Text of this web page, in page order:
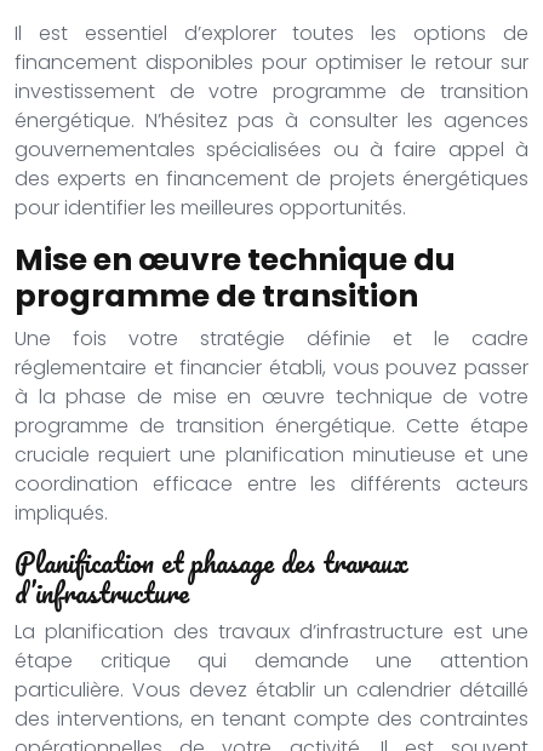
Il est essentiel d’explorer toutes les options de
financement disponibles pour optimiser le retour sur
investissement de votre programme de transition
énergétique. N’hésitez pas à consulter les agences
gouvernementales spécialisées ou à faire appel à
des experts en financement de projets énergétiques
pour identifier les meilleures opportunités.
Mise en œuvre technique du
programme de transition
Une fois votre stratégie définie et le cadre
réglementaire et financier établi, vous pouvez passer
à la phase de mise en œuvre technique de votre
programme de transition énergétique. Cette étape
cruciale requiert une planification minutieuse et une
coordination efficace entre les différents acteurs
impliqués.
Planification et phasage des travaux
d’infrastructure
La planification des travaux d’infrastructure est une
étape critique qui demande une attention
particulière. Vous devez établir un calendrier détaillé
des interventions, en tenant compte des contraintes